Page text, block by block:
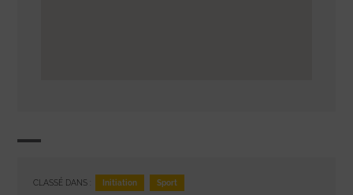
CLASSÉ DANS : Initiation Sport